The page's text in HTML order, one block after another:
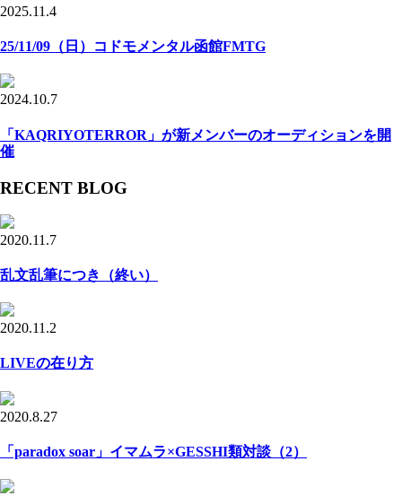
2025.11.4
25/11/09（日）コドモメンタル函館FMTG
2024.10.7
「KAQRIYOTERROR」が新メンバーのオーディションを開
催
RECENT BLOG
2020.11.7
乱文乱筆につき（終い）
2020.11.2
LIVEの在り方
2020.8.27
「paradox soar」イマムラ×GESSHI類対談（2）